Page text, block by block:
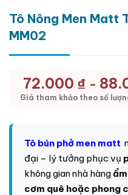
Tô Nông Men Matt
MM02
72.000 ₫ -
Giá tham khảo theo số
Tô bún phở men matt
đại – lý tưởng phục vụ
không gian nhà hàng
cơm quê hoặc phong